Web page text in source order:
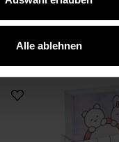
Alle ablehnen
Mini-Sticker